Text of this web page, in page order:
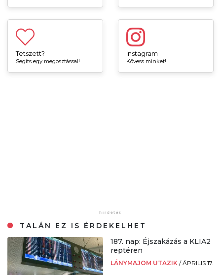
Tetszett?
Segíts egy megosztással!
Instagram
Kövess minket!
TALÁN EZ IS ÉRDEKELHET
187. nap: Éjszakázás a KLIA2
reptéren
LÁNYMAJOM UTAZIK /ÁPRILIS 17.